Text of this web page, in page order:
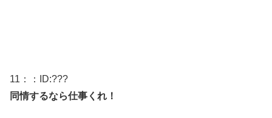
11 ：：ID:???
同情するなら仕事くれ！